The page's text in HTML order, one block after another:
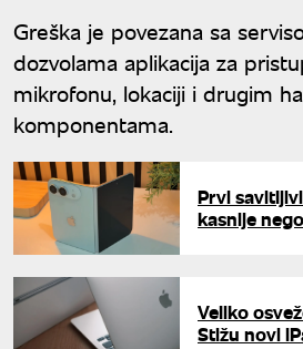
Greška je povezana sa
dozvolama aplikacija za
mikrofonu, lokaciji i drugim
komponentama.
Prvi
kasnije
Veliko
Stižu novi